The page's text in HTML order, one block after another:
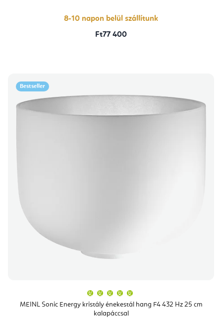
8-10 napon belül szállítunk
Ft77 400
Bestseller
MEINL Sonic Energy kristály énekestál hang F4 432 Hz 25 cm
kalapáccsal
átlagos
értékelése